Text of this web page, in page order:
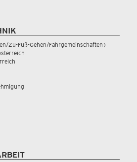
Zu-Fuß-Gehen/Fahrgemeinschaften)